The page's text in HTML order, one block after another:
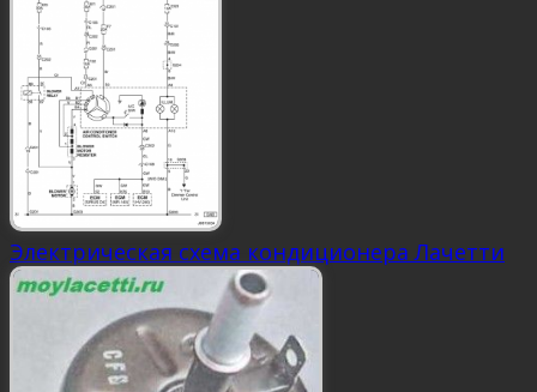
Электрическая схема кондиционера Лачетти